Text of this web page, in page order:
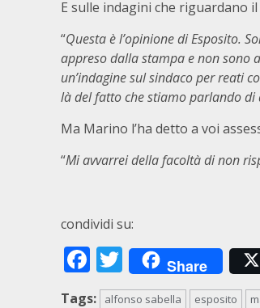
E sulle indagini che riguardano
“Questa è l’opinione di Esposito.
appreso dalla stampa e non sono
un’indagine sul sindaco per reati
là del fatto che stiamo parlando
Ma Marino l’ha detto a voi
“Mi avvarrei della facoltà di non
condividi su:
Facebook
Twitter
Share
Tags: alfonso sabella esposito